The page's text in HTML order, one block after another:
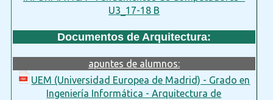
U3_17-18 B
Documentos de Arquitectura:
apuntes de alumnos:
UEM (Universidad Europea de Madrid) - Grado en
Ingeniería Informática - Arquitectura de